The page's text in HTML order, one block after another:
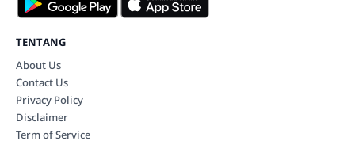
TENTANG
About Us
Contact Us
Privacy Policy
Disclaimer
Term of Service